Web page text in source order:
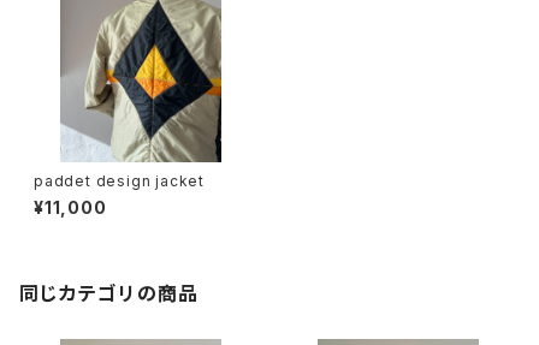
paddet design jacket
¥11,000
同じカテゴリの商品